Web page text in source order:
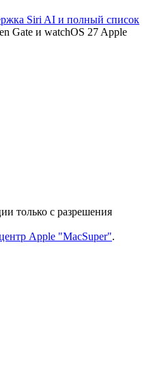
Siri AI и полный список
Gate и watchOS 27 Apple
только с разрешения
Apple "MacSuper".